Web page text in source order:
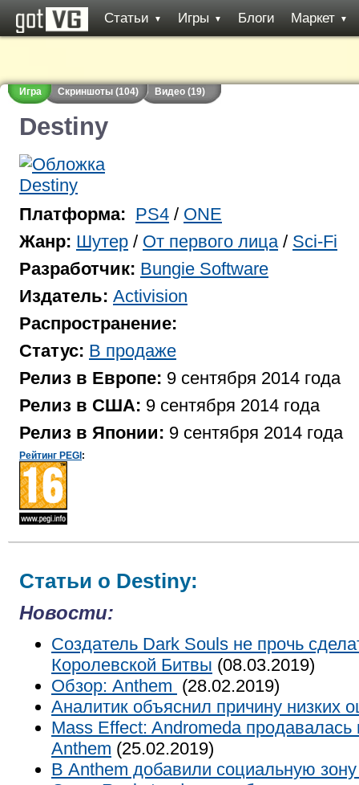
Статьи ▼ Игры ▼ Блоги Маркет ▼
Игра Скриншоты (104) Видео (19)
Destiny
Платформа: PS4 / ONE
Жанр: Шутер / От первого лица/ Sci-Fi
Разработчик: Bungie Software
Издатель: Activision
Распространение:
Статус: В продаже
Релиз в Европе: 9 сентября 2014 года
Релиз в США: 9 сентября 2014 года
Релиз в Японии: 9 сентября 2014 года
Рейтинг PEGI :
Статьи о Destiny:
Новости:
Создатель Dark Souls не прочь
Королевской Битвы (08.03.2019)
Обзор: Anthem (28.02.2019)
Аналитик объяснил причину низких
Mass Effect: Andromeda
Anthem (25.02.2019)
В Anthem добавили социальную зону